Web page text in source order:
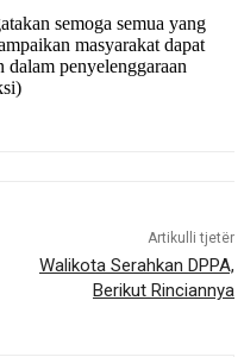
semoga semua yang
masyarakat dapat
penyelenggaraan
Artikulli tjetër
Walikota Serahkan DPPA,
Berikut Rinciannya